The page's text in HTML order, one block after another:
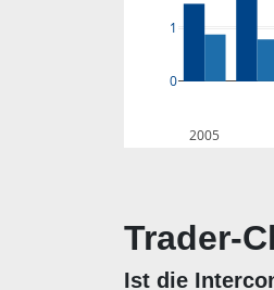
2005
0
1
Trader-
Ist die